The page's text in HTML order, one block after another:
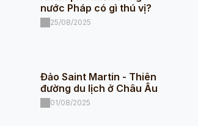
nước Pháp có gì thú vị?
25/08/2025
Đảo Saint Martin - Thiên
đường du lịch ở Châu Âu
01/08/2025